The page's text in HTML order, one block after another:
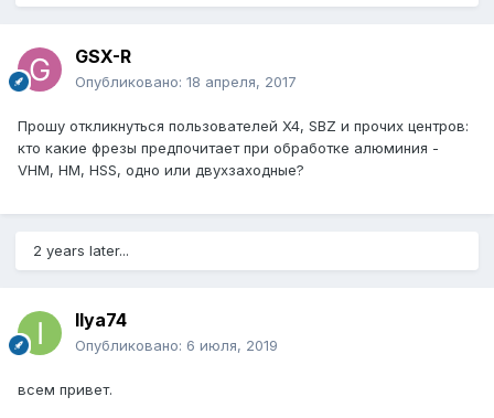
GSX-R
Опубликовано: 18 апреля, 2017
Прошу откликнуться пользователей X4, SBZ и прочих центров:
кто какие фрезы предпочитает при обработке алюминия -
VHM, HM, HSS, одно или двухзаходные?
2 years later...
Ilya74
Опубликовано: 6 июля, 2019
всем привет.